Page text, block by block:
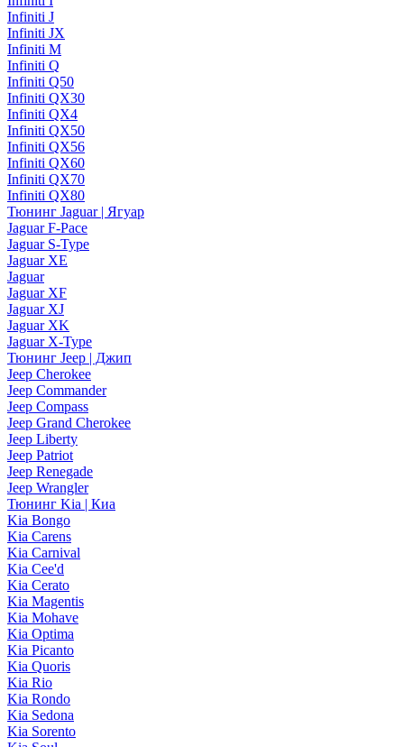
Infiniti J
Infiniti JX
Infiniti M
Infiniti Q
Infiniti Q50
Infiniti QX30
Infiniti QX4
Infiniti QX50
Infiniti QX56
Infiniti QX60
Infiniti QX70
Infiniti QX80
Тюнинг Jaguar | Ягуар
Jaguar F-Pace
Jaguar S-Type
Jaguar XE
Jaguar
Jaguar XF
Jaguar XJ
Jaguar XK
Jaguar X-Type
Тюнинг Jeep | Джип
Jeep Cherokee
Jeep Commander
Jeep Compass
Jeep Grand Cherokee
Jeep Liberty
Jeep Patriot
Jeep Renegade
Jeep Wrangler
Тюнинг Kia | Киа
Kia Bongo
Kia Carens
Kia Carnival
Kia Cee'd
Kia Cerato
Kia Magentis
Kia Mohave
Kia Optima
Kia Picanto
Kia Quoris
Kia Rio
Kia Rondo
Kia Sedona
Kia Sorento